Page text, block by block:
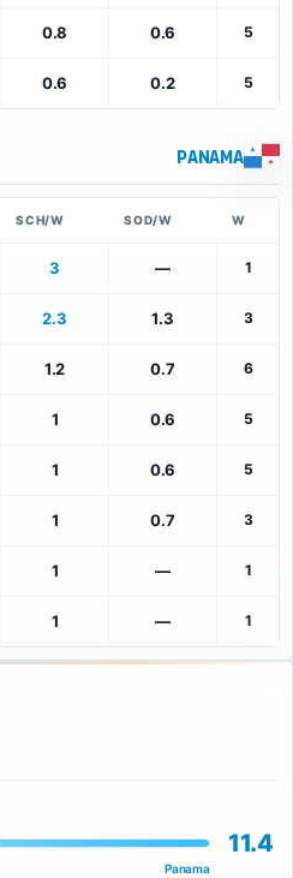
0.8 0.6 5
0.6 0.2 5
Panama
SCH/W SOD/W W
3 — 1
2.3 1.3 3
1.2 0.7 6
1 0.6 5
1 0.6 5
1 0.7 3
1 — 1
1 — 1
11.4
Panama